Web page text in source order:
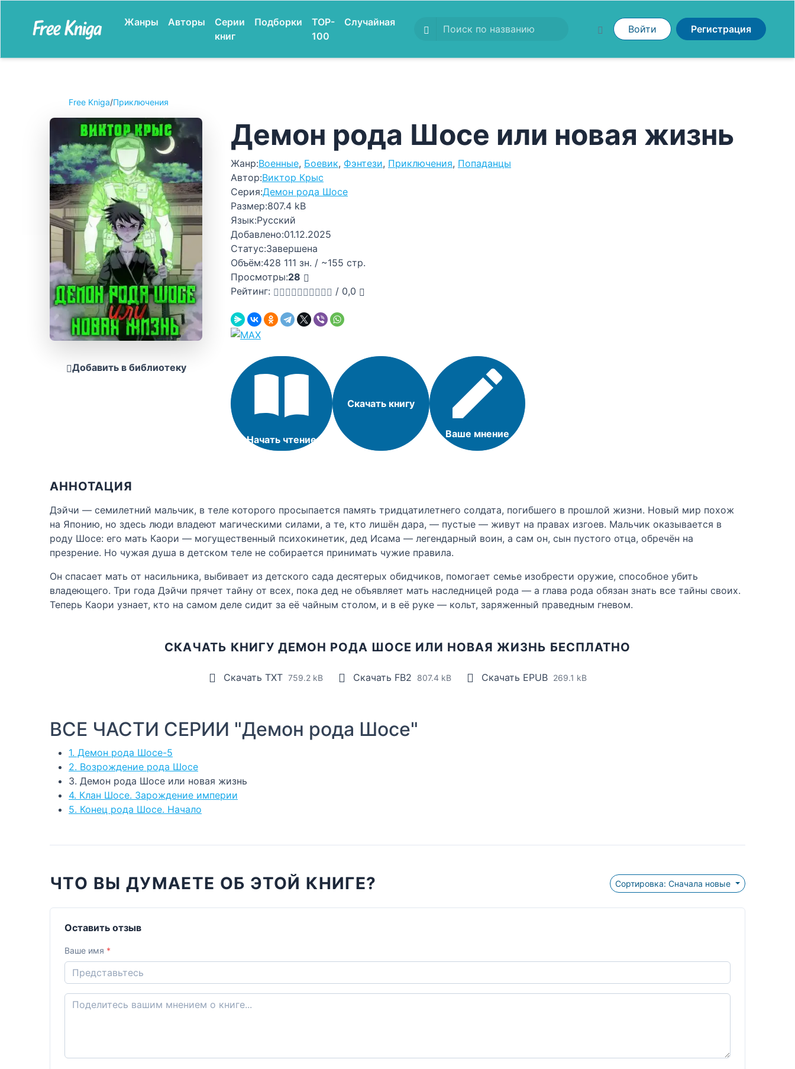
Жанры Авторы
Серии
книг
Подборки
TOP-
100
Случайная
Войти Регистрация
Free Kniga/Приключения
Добавить в библиотеку
Демон рода Шосе или новая жизнь
Жанр:Военные, Боевик, Фэнтези, Приключения, Попаданцы
Автор:Виктор Крыс
Серия:Демон рода Шосе
Размер:807.4 kB
Язык:Русский
Добавлено:01.12.2025
Статус:Завершена
Объём:428 111 зн. / ~155 стр.
Просмотры:28
Рейтинг:
/ 0,0
Начать чтение
Скачать книгу
Ваше мнение
АННОТАЦИЯ
Дэйчи — семилетний мальчик, в теле которого просыпается память тридцатилетнего солдата, погибшего в прошлой жизни. Новый мир похож
на Японию, но здесь люди владеют магическими силами, а те, кто лишён дара, — пустые — живут на правах изгоев. Мальчик оказывается в
роду Шосе: его мать Каори — могущественный психокинетик, дед Исама — легендарный воин, а сам он, сын пустого отца, обречён на
презрение. Но чужая душа в детском теле не собирается принимать чужие правила.
Он спасает мать от насильника, выбивает из детского сада десятерых обидчиков, помогает семье изобрести оружие, способное убить
владеющего. Три года Дэйчи прячет тайну от всех, пока дед не объявляет мать наследницей рода — а глава рода обязан знать все тайны своих.
Теперь Каори узнает, кто на самом деле сидит за её чайным столом, и в её руке — кольт, заряженный праведным гневом.
СКАЧАТЬ КНИГУ ДЕМОН РОДА ШОСЕ ИЛИ НОВАЯ ЖИЗНЬ БЕСПЛАТНО
Скачать TXT 759.2 kB Скачать FB2 807.4 kB Скачать EPUB 269.1 kB
ВСЕ ЧАСТИ СЕРИИ "Демон рода Шосе"
1. Демон рода Шосе-5
2. Возрождение рода Шосе
3. Демон рода Шосе или новая жизнь
4. Клан Шосе. Зарождение империи
5. Конец рода Шосе. Начало
ЧТО ВЫ ДУМАЕТЕ ОБ ЭТОЙ КНИГЕ? Сортировка: Сначала новые
Оставить отзыв
Ваше имя *